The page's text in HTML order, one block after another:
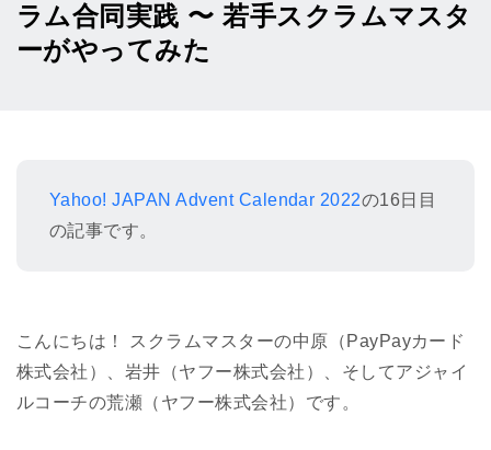
ラム合同実践 〜 若手スクラムマスタ
ーがやってみた
Yahoo! JAPAN Advent Calendar 2022の16日目
の記事です。
こんにちは！ スクラムマスターの中原（PayPayカード
株式会社）、岩井（ヤフー株式会社）、そしてアジャイ
ルコーチの荒瀬（ヤフー株式会社）です。